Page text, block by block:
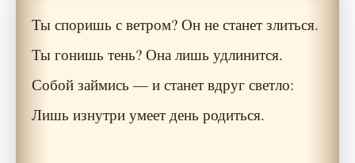
Ты споришь с ветром? Он не станет злиться.
Ты гонишь тень? Она лишь удлинится.
Собой займись — и станет вдруг светло:
Лишь изнутри умеет день родиться.